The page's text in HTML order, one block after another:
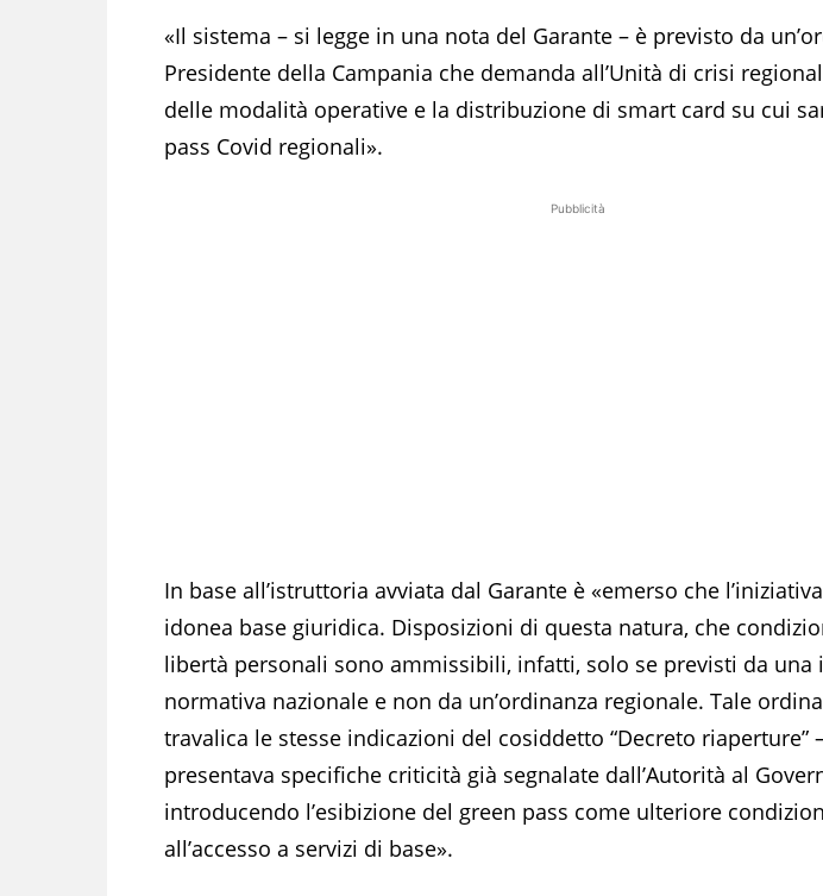
«Il sistema – si legge in una nota del Garante – è previsto da
Presidente della Campania che demanda all’Unità di crisi
delle modalità operative e la distribuzione di smart card su cui
pass Covid regionali».
Pubblicità
In base all’istruttoria avviata dal Garante è «emerso che
idonea base giuridica. Disposizioni di questa natura, che
libertà personali sono ammissibili, infatti, solo se previsti da una
normativa nazionale e non da un’ordinanza regionale. Tale
travalica le stesse indicazioni del cosiddetto “Decreto riaperture”
presentava specifiche criticità già segnalate dall’Autorità al
introducendo l’esibizione del green pass come ulteriore
all’accesso a servizi di base».